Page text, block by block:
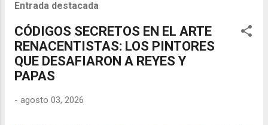
Entrada destacada
CÓDIGOS SECRETOS EN EL ARTE
RENACENTISTAS: LOS PINTORES
QUE DESAFIARON A REYES Y
PAPAS
- agosto 03, 2026